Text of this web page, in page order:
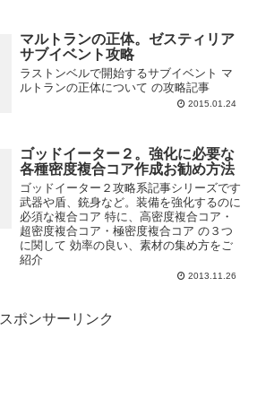
マルトランの正体。ゼスティリア
サブイベント攻略
ラストンベルで開始するサブイベント マ
ルトランの正体について の攻略記事
2015.01.24
ゴッドイーター２。強化に必要な
各種密度複合コア作成お勧め方法
ゴッドイーター２攻略系記事シリーズです
武器や盾、銃身など。装備を強化するのに
必須な複合コア 特に、高密度複合コア・
超密度複合コア・極密度複合コア の３つ
に関して 効率の良い、素材の集め方をご
紹介
2013.11.26
スポンサーリンク